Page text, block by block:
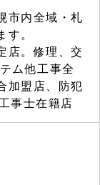
市内全域・札
す。
店。修理、交
ム他工事全
加盟店、防犯
事士在籍店